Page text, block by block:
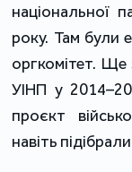
національної
року. Там були
оргкомітет. Ще
УІНП у
проєкт
навіть